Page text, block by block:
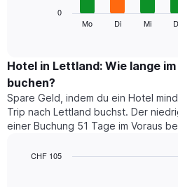
Monate
hat
1
Y-
Achse,
die
den
Zimmerpreis
den
durchschnittlichen
Preis
eines
Zimmers
für
jeweiligen
Mo Di Mi
0
Hotel in Lettland: Wie lange
buchen?
Spare Geld, indem du ein Hotel
Trip nach Lettland buchst. Der
einer Buchung 51 Tage im Voraus
CHF 105